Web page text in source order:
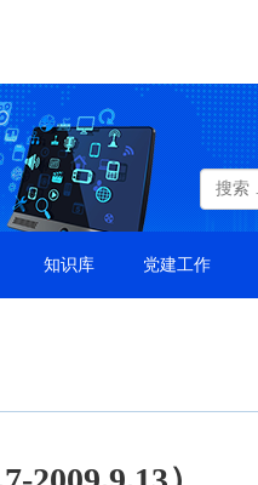
知识库 党建工作